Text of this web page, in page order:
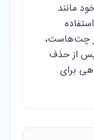
مانند
چت‌هاست،
پس از حذف
برای